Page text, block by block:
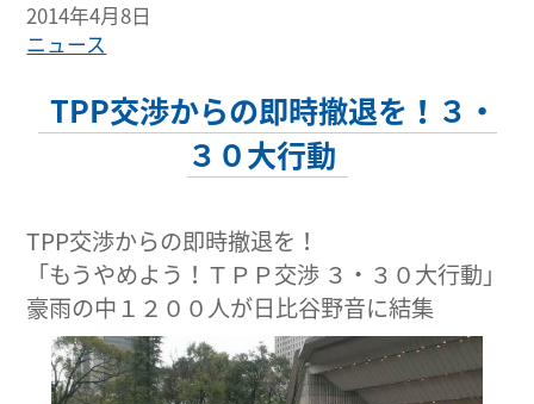
2014年4月8日
ニュース
TPP交渉からの即時撤退を！３・
３０大行動
TPP交渉からの即時撤退を！
「もうやめよう！ＴＰＰ交渉 ３・３０大行動」
豪雨の中１２００人が日比谷野音に結集